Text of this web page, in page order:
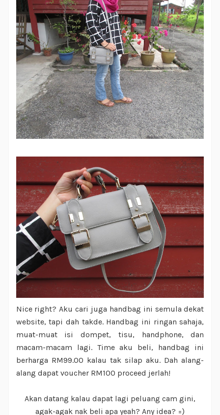
Nice right? Aku cari juga handbag ini semula dekat
website, tapi dah takde. Handbag ini ringan sahaja,
muat-muat isi dompet, tisu, handphone, dan
macam-macam lagi. Time aku beli, handbag ini
berharga RM99.00 kalau tak silap aku. Dah alang-
alang dapat voucher RM100 proceed jerlah!
Akan datang kalau dapat lagi peluang cam gini,
agak-agak nak beli apa yeah? Any idea? =)